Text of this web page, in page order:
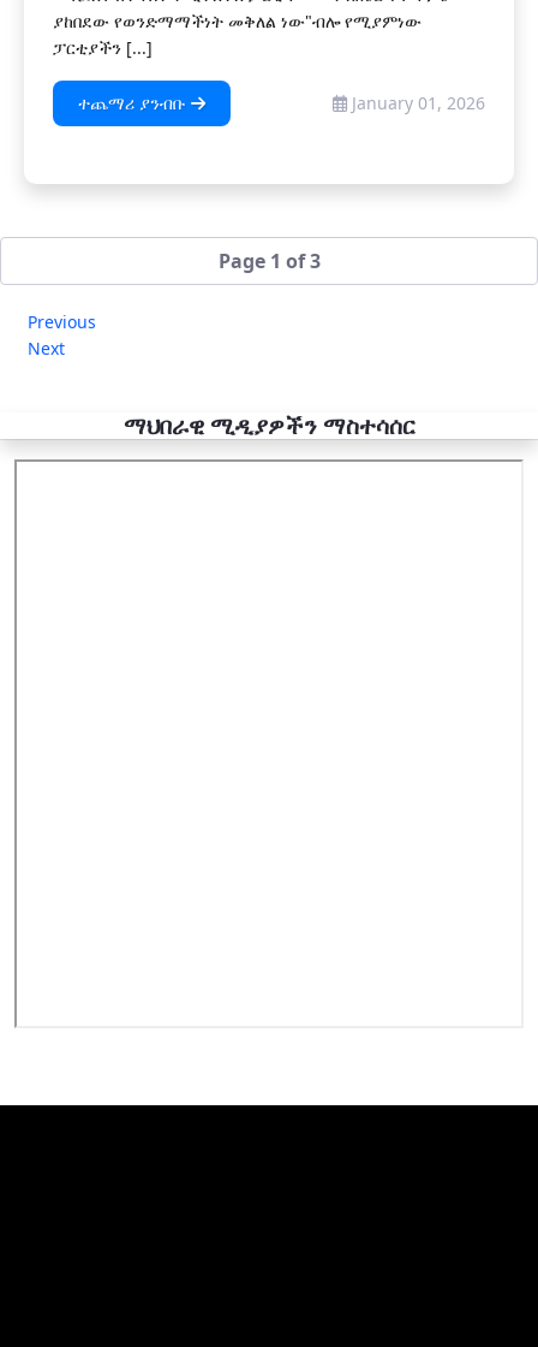
ያከበደው የወንድማማችነት መቅለል ነው"ብሎ የሚያምነው
ፓርቲያችን [...]
ተጨማሪ ያንብቡ January 01, 2026
Page 1 of 3
Previous
Next
ማህበራዊ ሚዲያዎችን ማስተሳሰር